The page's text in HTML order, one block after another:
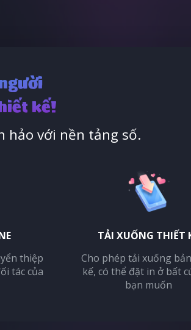
kế!
với nền tảng số.
thiệp
tác của
TẢI XUỐNG THIẾT
Cho phép tải xuống
kế, có thể đặt in ở bất
bạn muốn